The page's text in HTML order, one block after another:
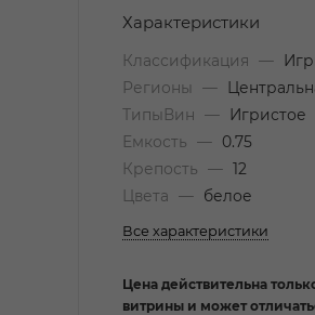
Характеристики
Классификация —
Регионы
—
ТипыВин
—
Игристое
Емкость
—
0.75
Крепость
— 12
Цвета
— белое
Все характеристики
Цена действительна
витрины и может